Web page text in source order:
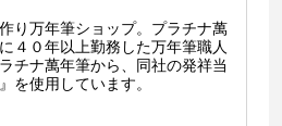
り万年筆ショップ。プラチナ萬
４０年以上勤務した万年筆職人
チナ萬年筆から、同社の発祥当
を使用しています。